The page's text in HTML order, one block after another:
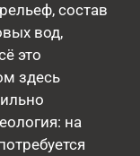
состав
вод,
это
здесь
на